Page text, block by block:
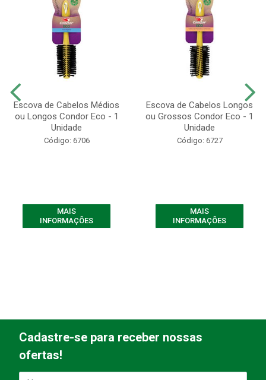
Escova de Cabelos Médios
ou Longos Condor Eco - 1
Unidade
Código: 6706
MAIS
INFORMAÇÕES
Escova de Cabelos Longos
ou Grossos Condor Eco - 1
Unidade
Código: 6727
MAIS
INFORMAÇÕES
Cadastre-se para receber nossas
ofertas!